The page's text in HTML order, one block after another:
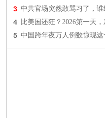
3 中共官场突然敢骂习了，谁
4 比美国还狂？2026第一天
5 中国跨年夜万人倒数惊现